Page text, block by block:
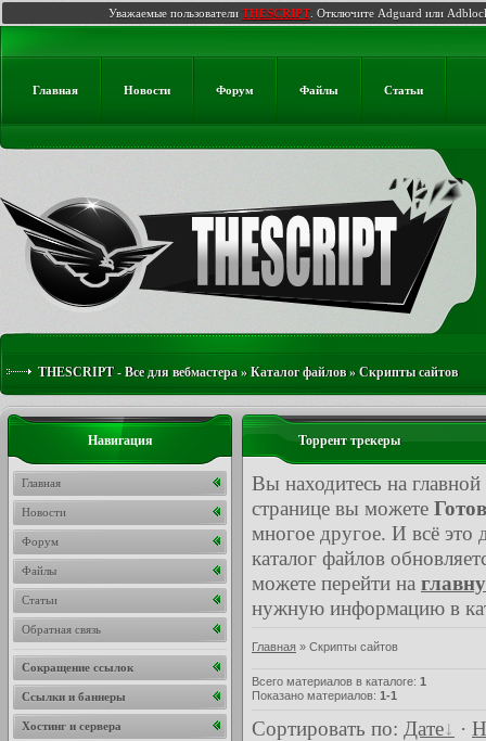
Уважаемые пользователи THESCRIPT. Отключите Adguard или
Главная Новости Форум Файлы Статьи
THESCRIPT - Все для вебмастера»Каталог файлов»Скрипты сайтов
Торрент трекеры
Вы находитесь на
странице вы можете
многое другое. И всё это
каталог файлов
можете перейти на
нужную информацию в
Главная » Скрипты сайтов
Всего материалов в каталоге: 1
Показано материалов: 1-1
Сортировать по: Дате ·
Навигация
Главная
Новости
Форум
Файлы
Статьи
Обратная связь
Сокращение ссылок
Ссылки и баннеры
Хостинг и сервера